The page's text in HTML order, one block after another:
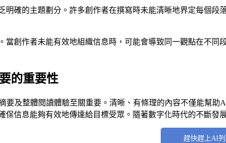
明確的主題劃分。許多創作者在撰寫時未能清晰地界定每個
當創作者未能有效地組織信息時，可能會導致同一觀點在不
的重要性
要及整體閱讀體驗至關重要。清晰、有條理的內容不僅能幫
保信息能夠有效地傳達給目標受眾。隨著數字化時代的不斷發
趕快趕上AI